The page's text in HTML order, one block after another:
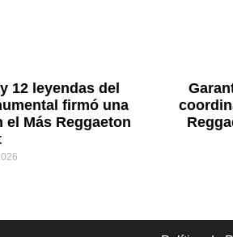
12 leyendas del
firmó una
Más Reggaeton